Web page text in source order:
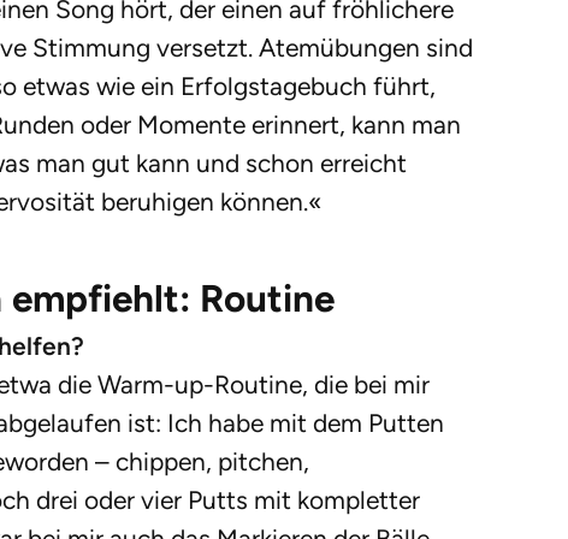
Song hört, der einen auf fröhlichere
Stimmung versetzt. Atemübungen sind
etwas wie ein Erfolgstagebuch führt,
oder Momente erinnert, kann man
man gut kann und schon erreicht
beruhigen können.«
empfiehlt: Routine
die Warm-up-Routine, die bei mir
ist: Ich habe mit dem Putten
– chippen, pitchen,
drei oder vier Putts mit kompletter